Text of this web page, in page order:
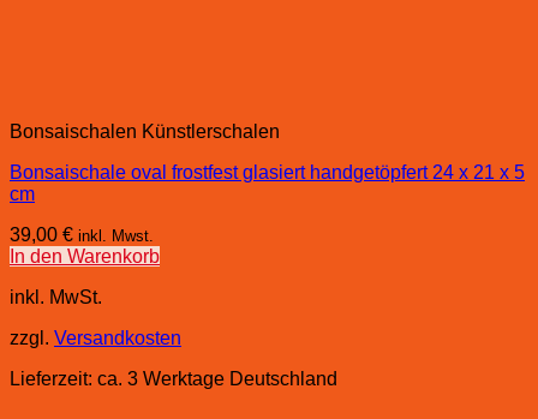
Bonsaischalen Künstlerschalen
Bonsaischale oval frostfest glasiert handgetöpfert 24 x 21 x 5
cm
39,00 € inkl. Mwst.
In den Warenkorb
inkl. MwSt.
zzgl. Versandkosten
Lieferzeit: ca. 3 Werktage Deutschland